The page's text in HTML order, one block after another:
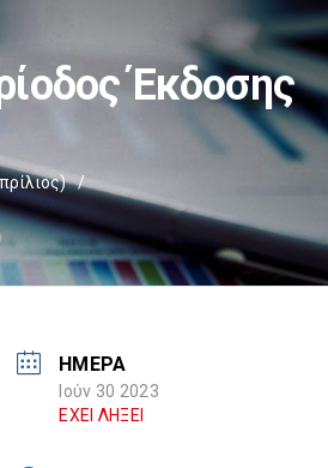
Έκδοσης
/
ΗΜΕΡΑ
Ιούν 30 2023
ΕΧΕΙ ΛΗΞΕΙ